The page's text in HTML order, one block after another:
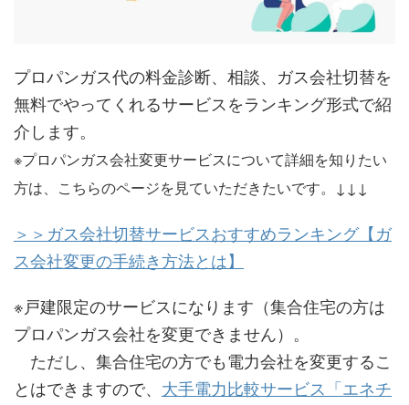
プロパンガス代の料金診断、相談、ガス会社切替を
無料でやってくれるサービスをランキング形式で紹
介します。
※プロパンガス会社変更サービスについて詳細を知りたい
方は、こちらのページを見ていただきたいです。↓↓↓
＞＞ガス会社切替サービスおすすめランキング【ガ
ス会社変更の手続き方法とは】
※戸建限定のサービスになります（集合住宅の方は
プロパンガス会社を変更できません）。
ただし、集合住宅の方でも電力会社を変更するこ
とはできますので、 大手電力比較サービス「エネチ